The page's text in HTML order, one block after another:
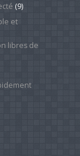
(9)
et
libres de